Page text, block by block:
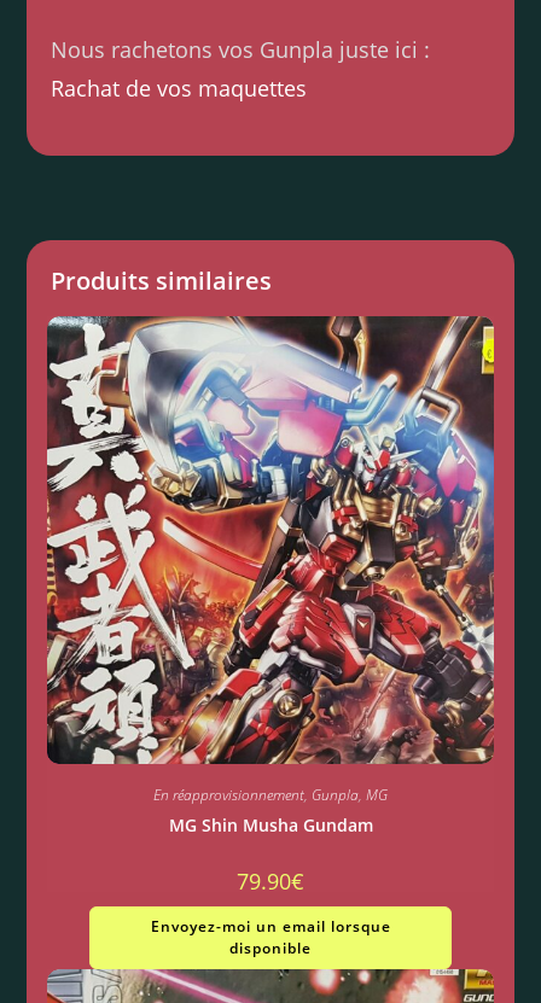
Nous rachetons vos Gunpla juste ici :
Rachat de vos maquettes
Produits similaires
En réapprovisionnement, Gunpla, MG
MG Shin Musha Gundam
79.90€
Envoyez-moi un email lorsque
disponible